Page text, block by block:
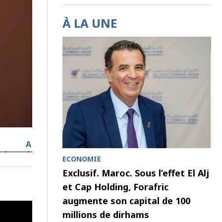
A
À LA UNE
ECONOMIE
Exclusif. Maroc. Sous l’effet El Alj
et Cap Holding, Forafric
augmente son capital de 100
millions de dirhams